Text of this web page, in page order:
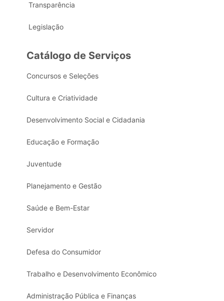
Transparência
Legislação
Catálogo de Serviços
Concursos e Seleções
Cultura e Criatividade
Desenvolvimento Social e Cidadania
Educação e Formação
Juventude
Planejamento e Gestão
Saúde e Bem-Estar
Servidor
Defesa do Consumidor
Trabalho e Desenvolvimento Econômico
Administração Pública e Finanças